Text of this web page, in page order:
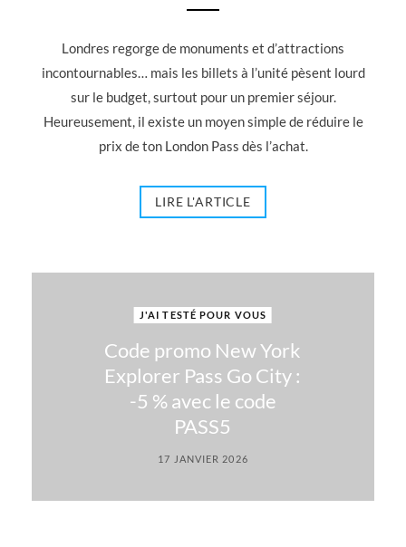
Londres regorge de monuments et d’attractions
incontournables… mais les billets à l’unité pèsent lourd
sur le budget, surtout pour un premier séjour.
Heureusement, il existe un moyen simple de réduire le
prix de ton London Pass dès l’achat.
LIRE L'ARTICLE
J'AI TESTÉ POUR VOUS
Code promo New York
Explorer Pass Go City :
-5 % avec le code
PASS5
17 JANVIER 2026